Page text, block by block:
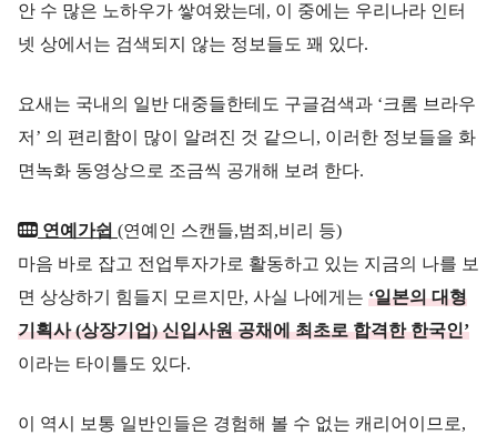
안 수 많은 노하우가 쌓여왔는데, 이 중에는 우리나라 인터
넷 상에서는 검색되지 않는 정보들도 꽤 있다.
요새는 국내의 일반 대중들한테도 구글검색과 ‘크롬 브라우
저’ 의 편리함이 많이 알려진 것 같으니, 이러한 정보들을 화
면녹화 동영상으로 조금씩 공개해 보려 한다.
연예가쉽 (연예인 스캔들,범죄,비리 등)
마음 바로 잡고 전업투자가로 활동하고 있는 지금의 나를 보
면 상상하기 힘들지 모르지만, 사실 나에게는 ‘일본의 대형
기획사 (상장기업) 신입사원 공채에 최초로 합격한 한국인’
이라는 타이틀도 있다.
이 역시 보통 일반인들은 경험해 볼 수 없는 캐리어이므로,